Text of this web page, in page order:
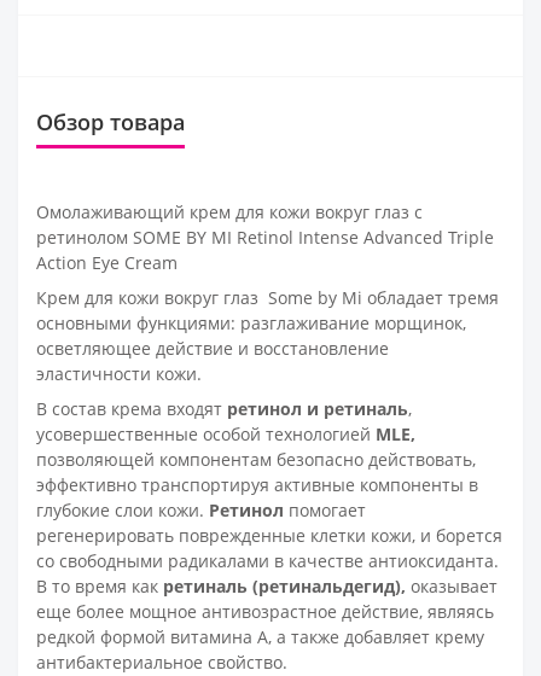
Обзор товара
Омолаживающий крем для кожи вокруг глаз с
ретинолом SOME BY MI Retinol Intense Advanced Triple
Action Eye Cream
Крем для кожи вокруг глаз Some by Mi обладает тремя
основными функциями: разглаживание морщинок,
осветляющее действие и восстановление
эластичности кожи.
В состав крема входят ретинол и ретиналь,
усовершественные особой технологией MLE,
позволяющей компонентам безопасно действовать,
эффективно транспортируя активные компоненты в
глубокие слои кожи. Ретинол помогает
регенерировать поврежденные клетки кожи, и борется
со свободными радикалами в качестве антиоксиданта.
В то время как ретиналь (ретинальдегид), оказывает
еще более мощное антивозрастное действие, являясь
редкой формой витамина А, а также добавляет крему
антибактериальное свойство.